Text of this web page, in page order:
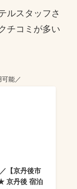
ルスタッフさ
チコミが多い
能／
【京丹後市
京丹後 宿泊